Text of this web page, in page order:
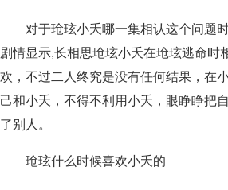
对于玱玹小夭哪一集相认这个问题
剧情显示,长相思玱玹小夭在玱玹逃命
欢，不过二人终究是没有任何结果，在
己和小夭，不得不利用小夭，眼睁睁把
了别人。
玱玹什么时候喜欢小夭的